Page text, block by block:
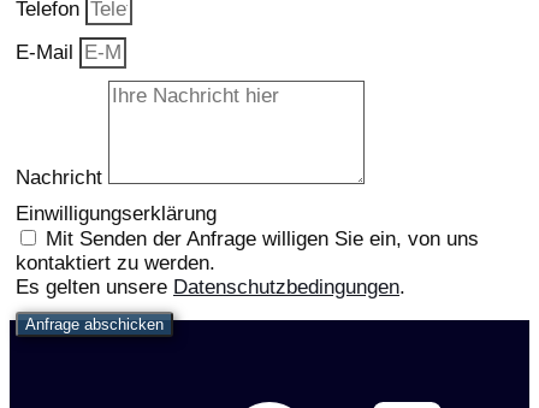
Telefon
E-Mail
Nachricht
Einwilligungserklärung
Mit Senden der Anfrage willigen Sie ein, von uns
kontaktiert zu werden.
Es gelten unsere Datenschutzbedingungen.
Anfrage abschicken